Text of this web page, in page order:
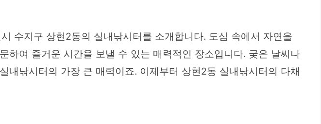
수지구 상현2동의 실내낚시터를 소개합니다. 도심 속에서 자연을
하여 즐거운 시간을 보낼 수 있는 매력적인 장소입니다. 궂은 날씨나
낚시터의 가장 큰 매력이죠. 이제부터 상현2동 실내낚시터의 다채